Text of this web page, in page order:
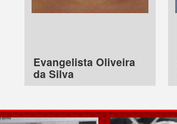
Evangelista Oliveira
da Silva